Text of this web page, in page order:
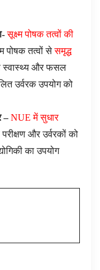
सूक्ष्म पोषक तत्वों की
पोषक तत्वों सेसमृद्ध
स्वास्थ्य और फसल
उर्वरक उपयोग को
–NUE में सुधार
और उर्वरकों को
का उपयोग